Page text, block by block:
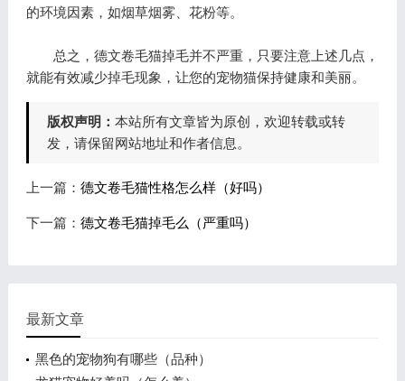
的环境因素，如烟草烟雾、花粉等。
总之，德文卷毛猫掉毛并不严重，只要注意上述几点，
就能有效减少掉毛现象，让您的宠物猫保持健康和美丽。
版权声明： 本站所有文章皆为原创，欢迎转载或转
发，请保留网站地址和作者信息。
上一篇： 德文卷毛猫性格怎么样（好吗）
下一篇： 德文卷毛猫掉毛么（严重吗）
最新文章
黑色的宠物狗有哪些（品种）